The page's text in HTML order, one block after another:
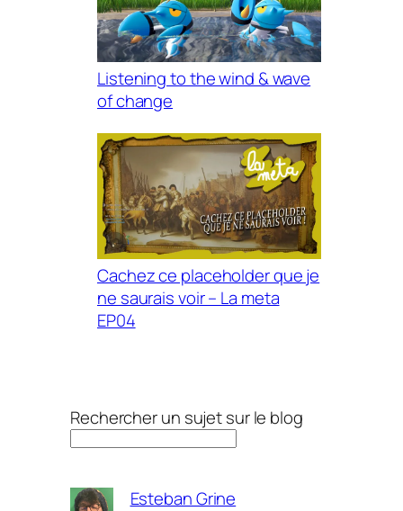
Listening to the wind & wave
of change
Cachez ce placeholder que je
ne saurais voir – La meta
EP04
Rechercher un sujet sur le blog
Esteban Grine